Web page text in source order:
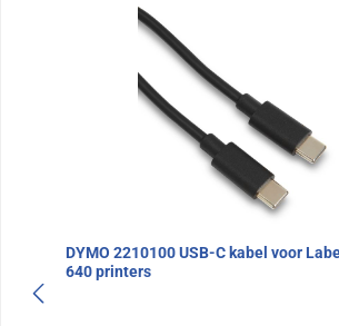
DYMO 2210100 USB-C kabel voor
640 printers